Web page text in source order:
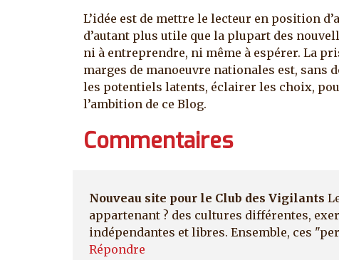
L’idée est de mettre le lecteur en position
d’autant plus utile que la plupart des
ni à entreprendre, ni même à espérer. La
marges de manoeuvre nationales est,
les potentiels latents, éclairer les choix,
l’ambition de ce Blog.
Commentaires
Nouveau site pour le Club des Vigilants
appartenant ? des cultures différentes,
indépendantes et libres. Ensemble, ces
Répondre